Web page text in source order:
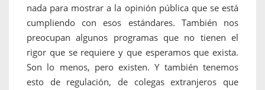
nada para mostrar a la opinión pública que se está
cumpliendo con esos estándares. También nos
preocupan algunos programas que no tienen el
rigor que se requiere y que esperamos que exista.
Son lo menos, pero existen. Y también tenemos
esto de regulación, de colegas extranjeros que